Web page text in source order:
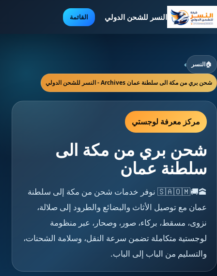
النسر للشحن الدولي القائمة
🏠النسر ›
شحن بري من مكة الى سلطنة عمان Archives - النسر للشحن الدولي
مركز معرفة لوجستي
شحن بري من مكة الى
سلطنة عمان
🕋🚚🇸🇦🇴🇲 نوفر خدمات شحن من مكة إلى سلطنة
عمان مع توصيل الأثاث والبضائع والطرود إلى صلالة،
نزوى، مسقط، بركاء، صور، وصحار، عبر منظومة
لوجستية متكاملة تضمن سرعة النقل، وسلامة الشحنات،
والتسليم من الباب إلى الباب.